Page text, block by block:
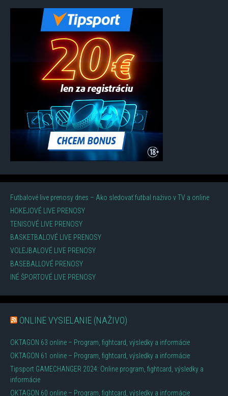
Futbalové live prenosy dnes – Ako sledovať futbal naživo v TV a online
HOKEJOVÉ LIVE PRENOSY
TENISOVÉ LIVE PRENOSY
BASKETBALOVÉ LIVE PRENOSY
VOLEJBALOVÉ LIVE PRENOSY
BASEBALLOVÉ PRENOSY
INÉ ŠPORTOVÉ LIVE PRENOSY
ONLINE VYSIELANIE (NAŽIVO)
OKTAGON 63 online – Program, fightcard, výsledky a informácie
OKTAGON 61 online – Program, fightcard, výsledky a informácie
Tipsport GAMECHANGER 2024: Online program, fightcard, výsledky a
informácie
OKTAGON 60 online – Program, fightcard, výsledky a informácie